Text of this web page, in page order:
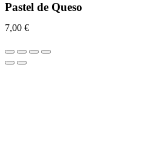
Pastel de Queso
7,00 €